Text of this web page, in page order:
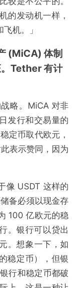
的发动机一样，
机。」
(MiCA) 体制
Tether 有计
略。MiCA 对非
发行和交易量的
定币取代欧元，
表示赞同，因为
像 USDT 这样的
备必须以现金存
100 亿欧元的稳
。银行可以贷出
。想象一下，如
稳定币），但银
行和稳定币都破